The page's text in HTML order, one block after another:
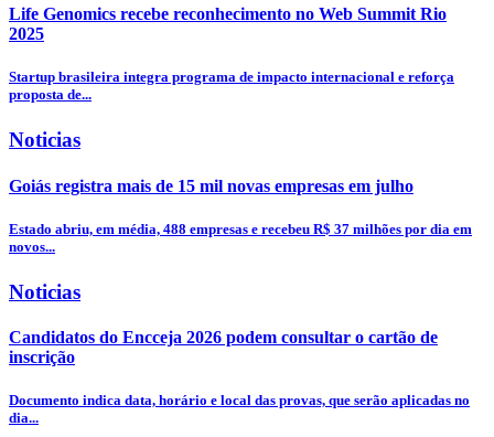
Life Genomics recebe reconhecimento no Web Summit Rio
2025
Startup brasileira integra programa de impacto internacional e reforça
proposta de...
Noticias
Goiás registra mais de 15 mil novas empresas em julho
Estado abriu, em média, 488 empresas e recebeu R$ 37 milhões por dia em
novos...
Noticias
Candidatos do Encceja 2026 podem consultar o cartão de
inscrição
Documento indica data, horário e local das provas, que serão aplicadas no
dia...